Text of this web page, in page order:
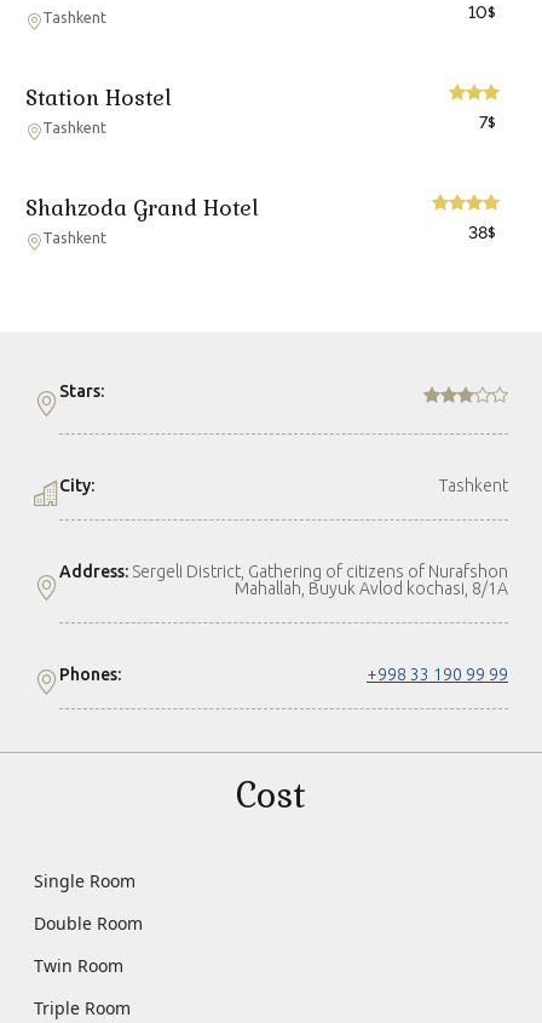
Tashkent 10$
Station Hostel
Tashkent 7$
Shahzoda Grand Hotel
Tashkent 38$
Stars:
City: Tashkent
Address: Sergeli District, Gathering of citizens of Nurafshon
Mahallah, Buyuk Avlod kochasi, 8/1A
Phones: +998 33 190 99 99
Cost
Single Room
Double Room
Twin Room
Triple Room